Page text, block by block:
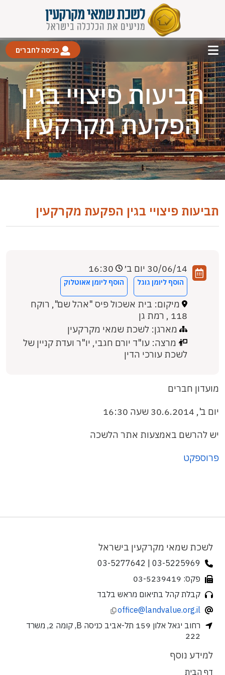
כניסה לחברים
תביעות פיצויי בגין
הפקעת מקרקעין
תביעות פיצויי בגין הפקעת מקרקעין
30/06/14 יום ב׳
הוסף ליומן גוגל הוסף ליומן אאוטלוק
מיקום: בית אשכול פיס "אהל שם", רוקח
118 , רמת גן
מארגן: לשכת שמאי מקרקעין
מרצה: עו"ד יורם חגבי, יו"ר ועדת קניין של
לשכת עורכי הדין
מועדון חברים
יום ב', 30.6.2014 שעה 16:30
יש להרשם באמצעות אתר הלשכה
פרוספקט
לשכת שמאי מקרקעין בישראל
03-5225969 | 03-5277642
פקס: 03-5239419
קבלת קהל בתיאום מראש בלבד
office@landvalue.org.il
רחוב יגאל אלון 159 תל-אביב כניסה B, קומה 2, משרד
222
למידע נוסף
דף הבית